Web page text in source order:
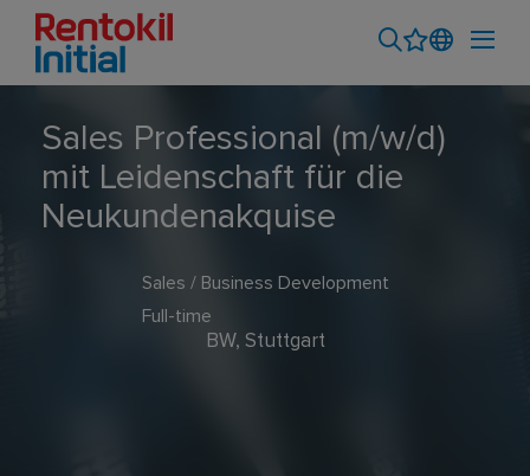
Sales Professional (m/w/d)
mit Leidenschaft für die
Neukundenakquise
Sales / Business Development
Full-time
BW, Stuttgart